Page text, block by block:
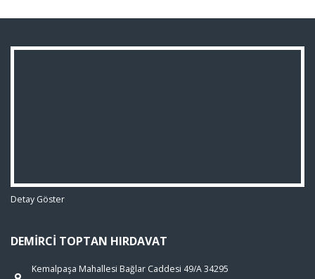
Detay Göster
DEMIRCI TOPTAN HIRDAVAT
Kemalpaşa Mahallesi Bağlar Caddesi 49/A 34295